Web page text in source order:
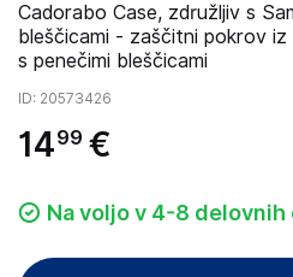
Cadorabo Case, združljiv s
bleščicami - zaščitni pokrov iz
s penečimi bleščicami
ID: 20573426
1499 €
Na voljo v 4-8 delovnih